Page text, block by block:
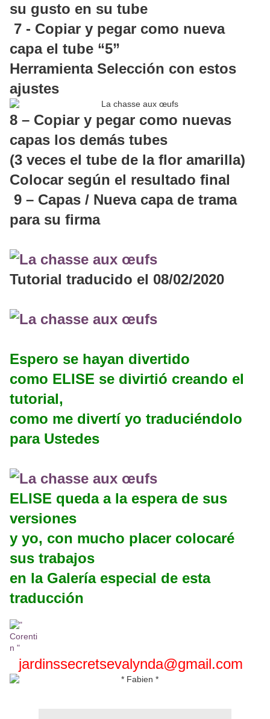
su gusto en su tube
7 - Copiar y pegar como nueva
capa el tube “5”
Herramienta Selección con estos
ajustes
8 – Copiar y pegar como nuevas
capas los demás tubes
(3 veces el tube de la flor amarilla)
Colocar según el resultado final
9 – Capas / Nueva capa de trama
para su firma
Tutorial traducido el 08/02/2020
Espero se hayan divertido
como ELISE se divirtió creando el
tutorial,
como me divertí yo traduciéndolo
para Ustedes
ELISE queda a la espera de sus
versiones
y yo, con mucho placer colocaré
sus trabajos
en la Galería especial de esta
traducción
jardinssecretsevalynda@gmail.com